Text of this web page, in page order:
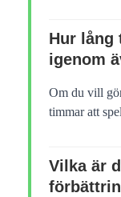
Hur lång
igenom
Om du vill
timmar att
Vilka är